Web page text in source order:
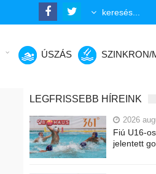
ÚSZÁS SZINKRON/
LEGFRISSEBB HÍREINK
2026
Fiú U16-
jelentett